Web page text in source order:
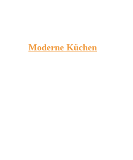
Moderne Küchen